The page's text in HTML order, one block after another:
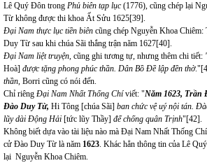
Lê Quý Đôn trong Phủ biên tạp lục(1776), cũng chép lại
Từ không được thi khoa Ất Sửu 1625[39].
Đại Nam thực lục tiền biên cũng chép Nguyễn Khoa
Duy Từ sau khi chúa Sãi thắng trận năm 1627[40].
Đại Nam liệt truyện, cũng ghi tương tự, nhưng thêm chi tiết:
Hoà] được tặng phong phúc thần. Dân Bồ Đề lập đền thờ."
thần, Borri cũng có nói đến.
Chỉ riêng Đại Nam Nhất Thống Chíviết: "Năm 1623, Trần
Đào Duy Từ, Hi Tông [chúa Sãi] ban chức vệ uý nội tán.
lũy dài Động Hải [tức lũy Thầy] để chống quân Trịnh"[42].
Không biết dựa vào tài liệu nào mà Đại Nam Nhất Thống
cử Đào Duy Từ là năm 1623. Khác hẳn thông tin của Lê
lại Nguyễn Khoa Chiêm.